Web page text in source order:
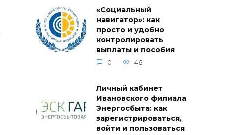
«Социальный
навигатор»: как
просто и удобно
контролировать
выплаты и пособия
0 46
Личный кабинет
Ивановского филиала
Энергосбыта: как
зарегистрироваться,
войти и пользоваться